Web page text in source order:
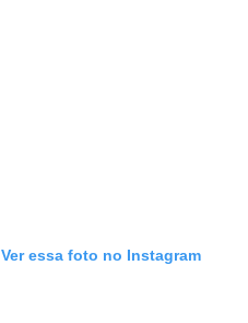
Ver essa foto no Instagram